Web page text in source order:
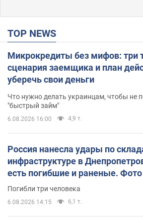
TOP NEWS
Микрокредиты без мифов: три
сценария заемщика и план
уберечь свои деньги
Что нужно делать украинцам, чтобы не
"быстрый займ"
6.08.2026 16:00 4,9 т.
Россия нанесла удары по
инфраструктуре в
есть погибшие и раненые. Фото
Погибли три человека
6.08.2026 14:15 6,1 т.